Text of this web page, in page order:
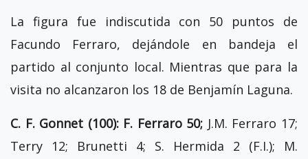
La figura fue indiscutida con 50 puntos de
Facundo Ferraro, dejándole en bandeja el
partido al conjunto local. Mientras que para la
visita no alcanzaron los 18 de Benjamín Laguna.
C. F. Gonnet (100): F. Ferraro 50; J.M. Ferraro 17;
Terry 12; Brunetti 4; S. Hermida 2 (F.I.); M.